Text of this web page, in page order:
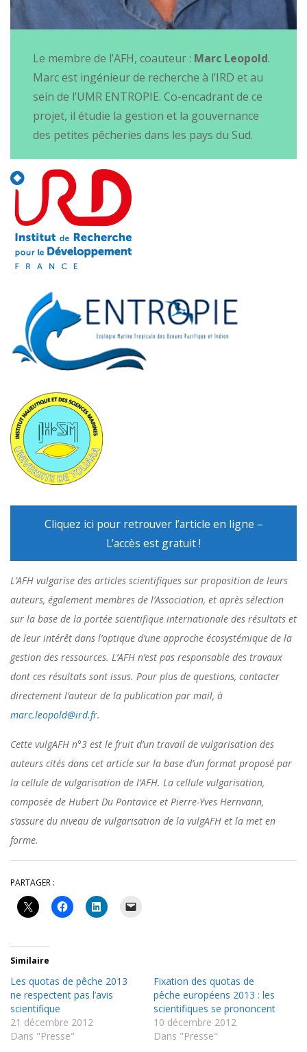
Le membre de l’AFH, coauteur : Marc Leopold.
Marc est ingénieur de recherche à l’IRD et au
sein de l’UMR ENTROPIE. Co-encadrant de ce
projet, il étudie la gestion et la gouvernance
des petites pêcheries dans les pays du Sud.
Cliquez ici pour retrouver l’article en ligne –
L’accès est gratuit !
L’AFH vulgarise des articles scientifiques sur proposition de leurs
auteurs, également membres de l’Association, et après sélection
sur la base de la portée scientifique internationale des résultats et
de leur intérêt dans l’optique d’une approche écosystémique de la
gestion des ressources. L’AFH n’est pas responsable des travaux
dont ces résultats sont issus. Pour plus de questions, contacter
directement l’auteur de la publication par mail, à
marc.leopold@ird.fr.
Cette vulgAFH n°3 est le fruit d’un travail de vulgarisation des
auteurs cités dans cet article sur la base d’un format proposé par
la cellule de vulgarisation de l’AFH. La cellule vulgarisation,
composée de Hubert Du Pontavice et Pierre-Yves Hernvann,
s’assure du niveau de vulgarisation de la vulgAFH et la met en
forme.
PARTAGER :
Similaire
Les quotas de pêche 2013
ne respectent pas l’avis
scientifique
21 décembre 2012
Dans "Presse"
Fixation des quotas de
pêche européens 2013 : les
scientifiques se prononcent
10 décembre 2012
Dans "Presse"